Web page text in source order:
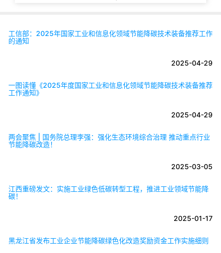
工信部：2025年国家工业和信息化领域节能降碳技术装备推荐工作
的通知
2025-04-29
一图读懂《2025年度国家工业和信息化领域节能降碳技术装备推荐
工作通知》
2025-04-29
两会聚焦 | 国务院总理李强：强化生态环境综合治理 推动重点行业
节能降碳改造！
2025-03-05
江西重磅发文：实施工业绿色低碳转型工程，推进工业领域节能降
碳！
2025-01-17
黑龙江省发布工业企业节能降碳绿色化改造奖励资金工作实施细则